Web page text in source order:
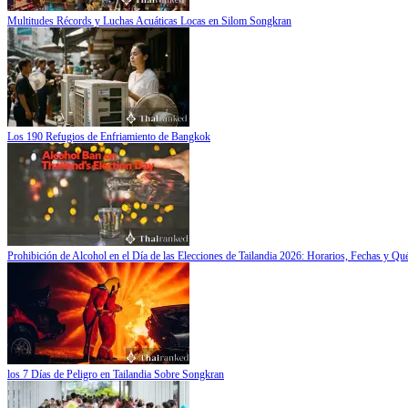
Multitudes Récords y Luchas Acuáticas Locas en Silom Songkran
Los 190 Refugios de Enfriamiento de Bangkok
Prohibición de Alcohol en el Día de las Elecciones de Tailandia 2026: Horarios, Fechas y
los 7 Días de Peligro en Tailandia Sobre Songkran